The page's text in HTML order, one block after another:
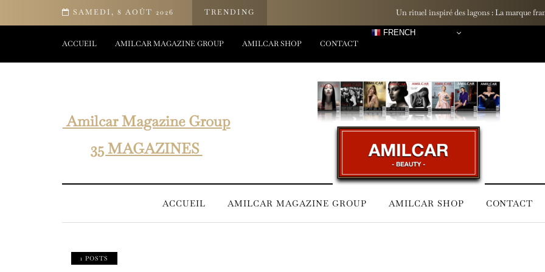
SAMEDI, 8 AOÛT 2026 TRENDING
d’Yves Rocher Un rituel inspiré des lagons : La marque française Hinaiti dévoile sa
ACCUEIL AMILCAR MAGAZINE GROUP AMILCAR SHOP CONTACT
FRENCH
Amilcar Magazine Group
35 MAGAZINES
ACCUEIL AMILCAR MAGAZINE GROUP AMILCAR SHOP CONTACT
1 POSTS